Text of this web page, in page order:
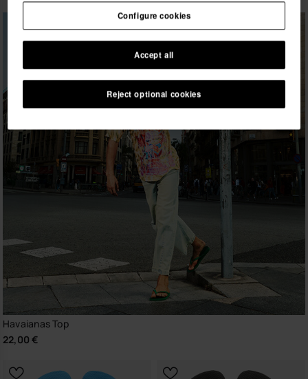
Havaianas Top
22,00 €
Reject optional cookies
Accept all
Configure cookies